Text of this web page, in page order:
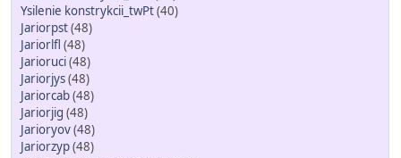
Ysilenie konstrykcii_twPt(40)
Jariorpst(48)
Jariorlfl (48)
Jarioruci(48)
Jariorjys(48)
Jariorcab(48)
Jariorjig (48)
Jarioryov(48)
Jariorzyp(48)